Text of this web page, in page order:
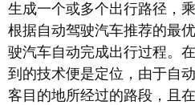
生成一个或多个出行路径，
根据自动驾驶汽车推荐的最
驶汽车自动完成出行过程。
到的技术便是定位，由于自
客目的地所经过的路段，且